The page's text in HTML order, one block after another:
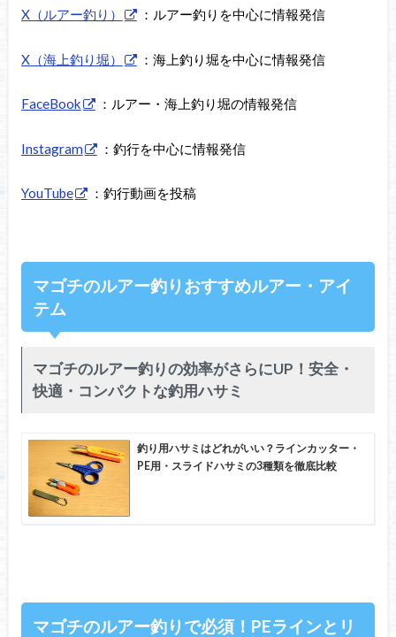
X（ルアー釣り） ：ルアー釣りを中心に情報発信
X（海上釣り堀） ：海上釣り堀を中心に情報発信
FaceBook ：ルアー・海上釣り堀の情報発信
Instagram ：釣行を中心に情報発信
YouTube ：釣行動画を投稿
マゴチのルアー釣りおすすめルアー・アイ
テム
マゴチのルアー釣りの効率がさらにUP！安全・
快適・コンパクトな釣用ハサミ
釣り用ハサミはどれがいい？ラインカッター・
PE用・スライドハサミの3種類を徹底比較
マゴチのルアー釣りで必須！PEラインとリ